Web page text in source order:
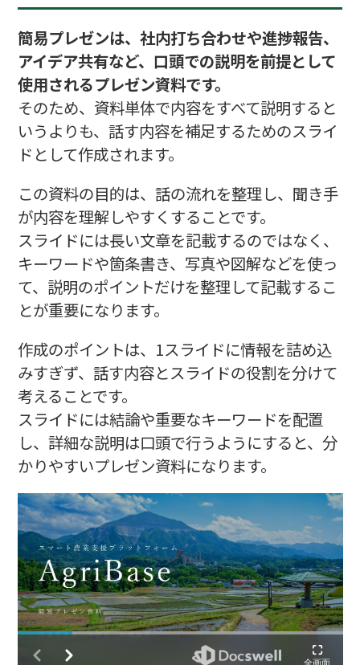
簡易プレゼンは、社内打ち合わせや進捗報告、
アイデア共有など、口頭での説明を前提として
使用されるプレゼン資料です。
そのため、資料単体で内容をすべて説明すると
いうよりも、話す内容を補足するためのスライ
ドとして作成されます。
この資料の目的は、話の流れを整理し、聞き手
が内容を理解しやすくすることです。
スライドには長い文章を記載するのではなく、
キーワードや箇条書き、写真や図解などを使っ
て、説明のポイントだけを整理して記載するこ
とが重要になります。
作成のポイントは、1スライドに情報を詰め込
みすぎず、話す内容とスライドの役割を分けて
考えることです。
スライドには結論や重要なキーワードを配置
し、詳細な説明は口頭で行うようにすると、分
かりやすいプレゼン資料になります。